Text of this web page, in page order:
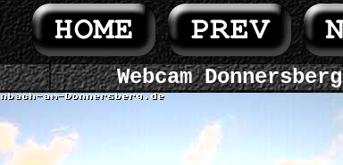
Webcam Donnersberg